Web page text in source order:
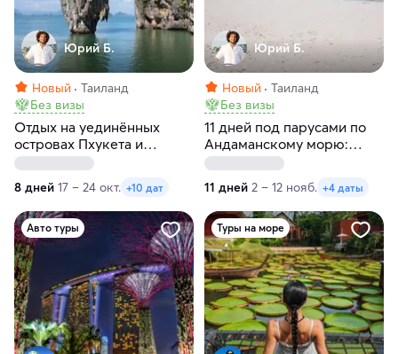
Юрий Б.
Новый
Таиланд
Без визы
Отдых на уединённых
островах Пхукета и
Андаманского моря:
маршрут, доступный
только с моря
8 дней 17 – 24 окт. +10 дат
Юрий Б.
Новый
Таиланд
Без визы
11 дней под парусами по
Андаманскому морю:
Пхукет, Краби, Пхи-Пхи и
острова мечты
11 дней 2 – 12 нояб. +4 даты
Авто туры Туры на море